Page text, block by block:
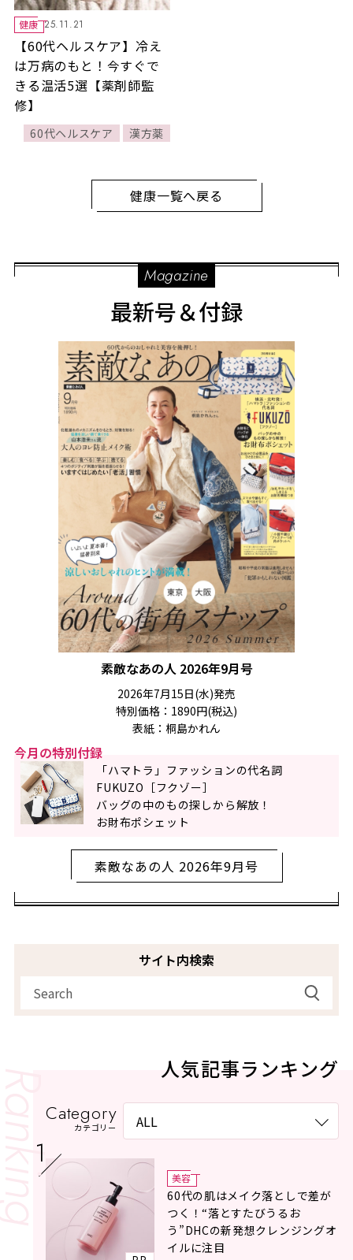
健康 25.11.21
【60代ヘルスケア】冷え
は万病のもと！今すぐで
きる温活5選【薬剤師監
修】
60代ヘルスケア 漢方薬
健康一覧へ戻る
Magazine
最新号＆付録
素敵なあの人 2026年9月号
2026年7月15日(水)発売
特別価格：1890円(税込)
表紙：桐島かれん
今月の特別付録
「ハマトラ」ファッションの代名詞
FUKUZO［フクゾー］
バッグの中のもの探しから解放！
お財布ポシェット
素敵なあの人 2026年9月号
サイト内検索
人気記事ランキング
Category
カテゴリー
美容
60代の肌はメイク落としで差が
つく！“落とすたびうるお
う”DHCの新発想クレンジングオ
イルに注目